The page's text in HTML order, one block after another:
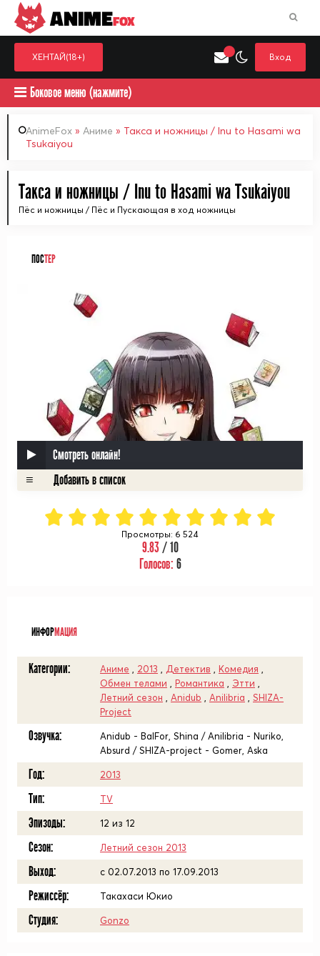
Выберите одну категорию для поиска Аниме
ANIMEFOX
ХЕНТАЙ(18+) Вход
Боковое меню (нажмите)
AnimeFox » Аниме » Такса и ножницы / Inu to Hasami wa
Tsukaiyou
Такса и ножницы / Inu to Hasami wa Tsukaiyou
Пёс и ножницы / Пёс и Пускающая в ход ножницы
ПОСТЕР
Смотреть онлайн!
Просмотры: 6 524
9.83/ 10
Голосов: 6
ИНФОРМАЦИЯ
Категории: Аниме 2013 Детектив Комедия
Обмен телами
Романтика Этти
Летний сезон
Anidub Anilibria
SHIZA-
Project
Озвучка:
Anidub - BalFor, Shina / Anilibria - Nuriko,
Absurd / SHIZA-project - Gomer, Aska
Год: 2013
Тип: TV
Эпизоды: 12 из 12
Сезон: Летний сезон 2013
Выход: c 02.07.2013 по 17.09.2013
Режиссёр: Такахаси Юкио
Студия: Gonzo